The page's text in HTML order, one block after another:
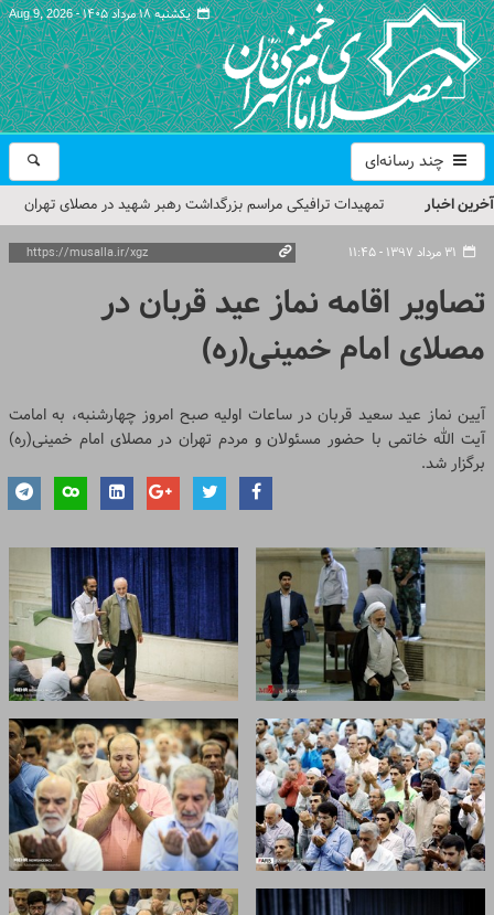
یکشنبه ۱۸ مرداد ۱۴۰۵ - Aug 9, 2026
چند رسانه‌ای
آخرین اخبار
تمهیدات ترافیکی مراسم بزرگداشت رهبر شهید در مصلای تهران
اعلام شد
حجت‌الاسلام حاج علی‌اکبری؛ خطیب این هفته نماز جمعه تهران
مراسم بزرگداشت امام مجاهد شهید در مصلای تهران از سوی رهبر
معظم انقلاب
گزارش تصویری| مراسم نماز بر پیکر امام شهید انقلاب اسلامی ایران
گزارش تصویری| مراسم بزرگداشت آقای شهید ایران
تصاویر اقامه نماز عید قربان در
مصلای امام خمینی(ره)
آیین نماز عید سعید قربان در ساعات اولیه صبح امروز چهارشنبه، به امامت
آیت الله خاتمی با حضور مسئولان و مردم تهران در مصلای امام خمینی(ره)
برگزار شد.